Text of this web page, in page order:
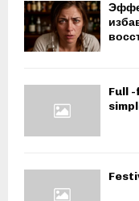
Full